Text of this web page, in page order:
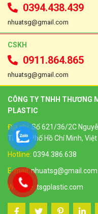
0394.438.439
nhuatsg@gmail.com
CSKH
0911.864.865
nhuatsg@gmail.com
CÔNG TY TNHH THƯƠNG
PLASTIC
Địa chỉ: Số 621/36/2C
Thành Phố Hồ Chí Minh,
Hotline: 0394.386.638
E-mail:nhuatsg@gmail.com
Website: tsgplastic.com